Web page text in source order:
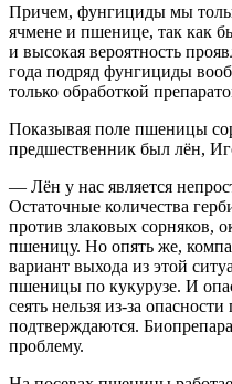
Причем, фунгициды мы
ячмене и пшенице, так как
и высокая вероятность
года подряд фунгициды
только обработкой
Показывая поле пшеницы
предшественник был лён,
— Лён у нас является
Остаточные количества
против злаковых сорняков,
пшеницу. Но опять же,
вариант выхода из этой
пшеницы по кукурузе. И
сеять нельзя из-за
подтверждаются.
проблему.